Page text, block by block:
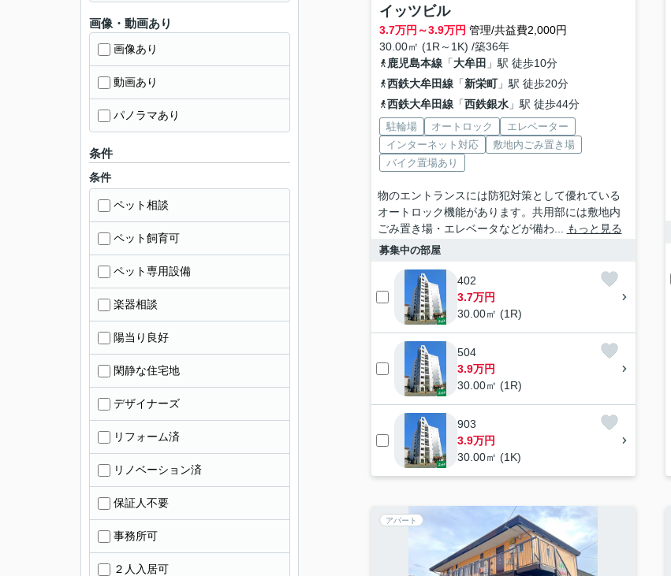
イッツビル
3.7万円～3.9万円 管理/共益費2,000円
30.00㎡ (1R～1K) /築36年
鹿児島本線「大牟田 」駅 徒歩10分
西鉄大牟田線「新栄町」駅 徒歩20分
西鉄大牟田線「西鉄銀水」駅 徒歩44分
駐輪場 オートロック
エレベーター
インターネット対応
敷地内ごみ置き場
バイク置場あり
物のエントランスには防犯対策として優れている
オートロック機能があります。共用部には敷地内
ごみ置き場・エレベータなどが備わ...
もっと見る
募集中の部屋
402
3.7万円
30.00㎡ (1R)
504
3.9万円
30.00㎡ (1R)
903
3.9万円
30.00㎡ (1K)
アパート
画像・動画あり
画像あり
動画あり
パノラマあり
条件
条件
ペット相談
ペット飼育可
ペット専用設備
楽器相談
陽当り良好
閑静な住宅地
デザイナーズ
リフォーム済
リノベーション済
保証人不要
事務所可
２人入居可